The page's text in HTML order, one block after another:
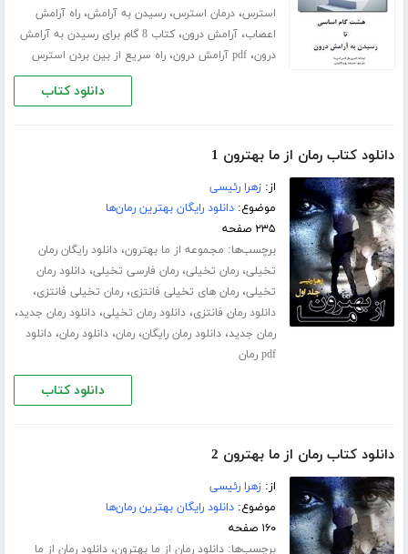
استرس،درمان استرس،رسیدن به آرامش،راه آرامش
اعصاب،آرامش درون،
کتاب 8 گام برای رسیدن به آرامش
درون،pdf آرامش درون ،راه سریع از بین بردن استرس
دانلود کتاب
دانلود کتاب رمان از ما بهترون 1
از:زهرا رئیسی
موضوع:دانلود رایگان بهترین رمان‌ها
۲۳۵ صفحه
برچسب‌ها: مجموعه از ما بهترون،دانلود رایگان رمان
تخیلی،رمان تخیلی،رمان فارسی تخیلی،دانلود رمان
تخیلی،رمان های تخیلی فانتزی،رمان تخیلی فانتزی،
دانلود رمان فانتزی،دانلود رمان تخیلی،دانلود رمان جدید،
رمان جدید،دانلود رمان رایگان،رمان،دانلود رمان،دانلود
pdf رمان
دانلود کتاب
دانلود کتاب رمان از ما بهترون 2
از:زهرا رئیسی
موضوع:دانلود رایگان بهترین رمان‌ها
۱۶۰ صفحه
برچسب‌ها:دانلود رمان از ما بهترون،دانلود رمان از ما